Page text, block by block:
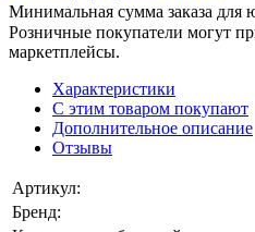
Минимальная сумма заказа для
Розничные покупатели могут
маркетплейсы.
Характеристики
С этим товаром покупают
Дополнительное описание
Отзывы
Артикул:
Бренд: